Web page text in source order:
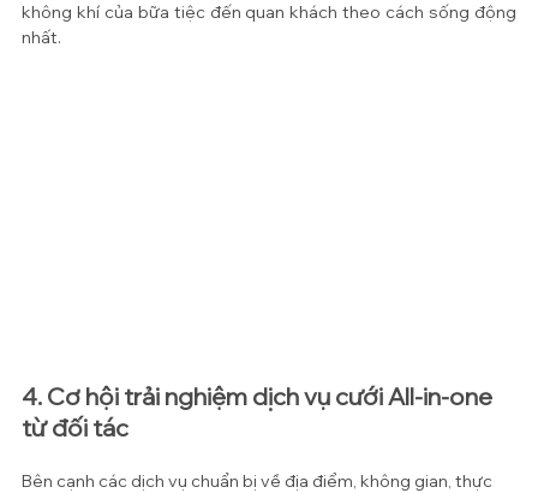
không khí của bữa tiệc đến quan khách theo cách sống động
nhất.
4. Cơ hội trải nghiệm dịch vụ cưới All-in-one
từ đối tác
Bên cạnh các dịch vụ chuẩn bị về địa điểm, không gian, thực